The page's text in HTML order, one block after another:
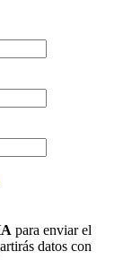
para enviar el
datos con